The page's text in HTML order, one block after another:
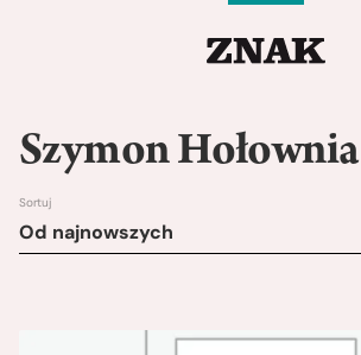
Szymon Hołownia
Sortuj
Od najnowszych